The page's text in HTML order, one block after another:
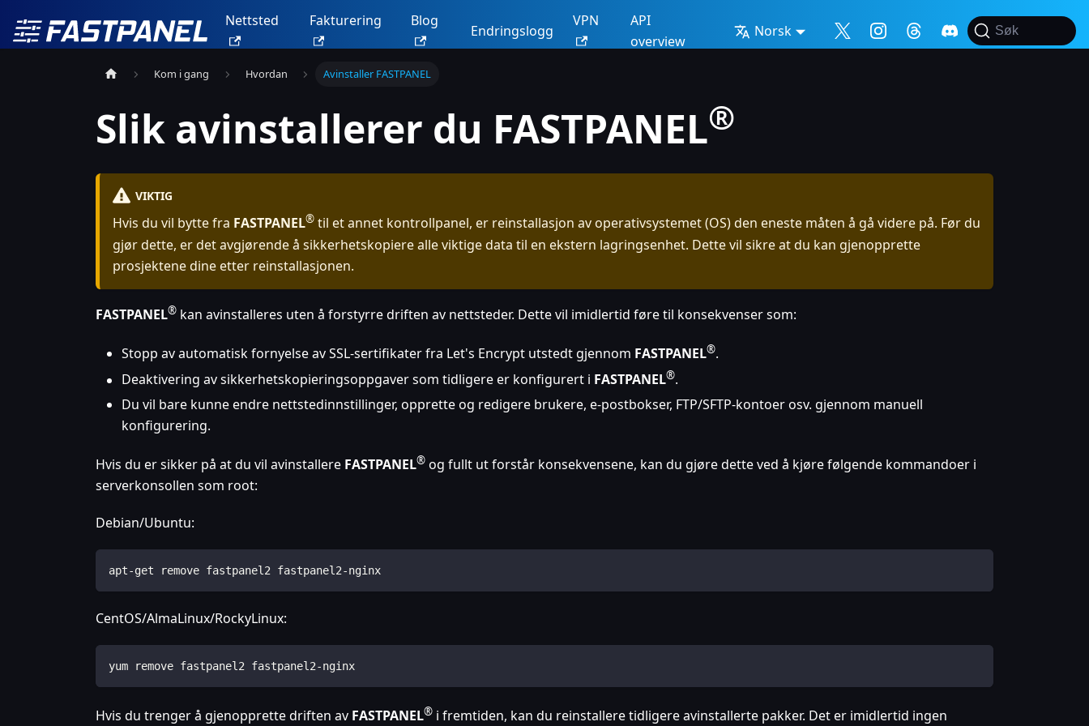
Nettsted Fakturering Blog
Endringslogg
VPN
API
overview
Norsk Søk
Kom i gang Hvordan Avinstaller FASTPANEL
Slik avinstallerer du FASTPANEL®
VIKTIG
Hvis du vil bytte fra FASTPANEL® til et annet kontrollpanel, er reinstallasjon av operativsystemet (OS) den eneste måten å gå videre på. Før du
gjør dette, er det avgjørende å sikkerhetskopiere alle viktige data til en ekstern lagringsenhet. Dette vil sikre at du kan gjenopprette
prosjektene dine etter reinstallasjonen.
FASTPANEL® kan avinstalleres uten å forstyrre driften av nettsteder. Dette vil imidlertid føre til konsekvenser som:
Stopp av automatisk fornyelse av SSL-sertifikater fra Let's Encrypt utstedt gjennom FASTPANEL®.
Deaktivering av sikkerhetskopieringsoppgaver som tidligere er konfigurert i FASTPANEL®.
Du vil bare kunne endre nettstedinnstillinger, opprette og redigere brukere, e-postbokser, FTP/SFTP-kontoer osv. gjennom manuell
konfigurering.
Hvis du er sikker på at du vil avinstallere FASTPANEL® og fullt ut forstår konsekvensene, kan du gjøre dette ved å kjøre følgende kommandoer i
serverkonsollen som root:
Debian/Ubuntu:
apt-get remove fastpanel2 fastpanel2-nginx
CentOS/AlmaLinux/RockyLinux:
yum remove fastpanel2 fastpanel2-nginx
Hvis du trenger å gjenopprette driften av FASTPANEL® i fremtiden, kan du reinstallere tidligere avinstallerte pakker. Det er imidlertid ingen